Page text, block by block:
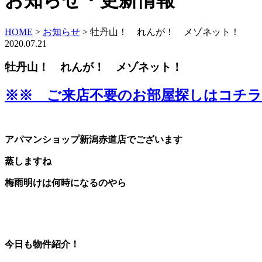
HOME > お知らせ > 牡丹山！ れんが！ メゾネット！
2020.07.21
牡丹山！ れんが！ メゾネット！
※※ ご来店不要のお部屋探しはコ
アパマンショップ新潟赤道店でございます
蒸しますね
梅雨明けは何時になるのやら
今日も物件紹介！